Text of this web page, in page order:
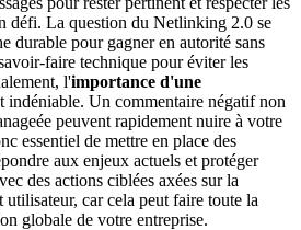
défi. La question du Netlinking 2.0 se
durable pour gagner en autorité sans
faire technique pour éviter les
l'importance d'une
indéniable. Un commentaire négatif non
peuvent rapidement nuire à votre
essentiel de mettre en place des
aux enjeux actuels et protéger
des actions ciblées axées sur la
car cela peut faire toute la
globale de votre entreprise.